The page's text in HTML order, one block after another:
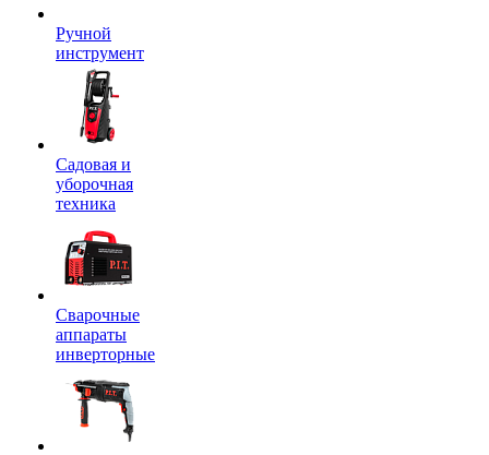
Ручной
инструмент
Садовая и
уборочная
техника
Сварочные
аппараты
инверторные